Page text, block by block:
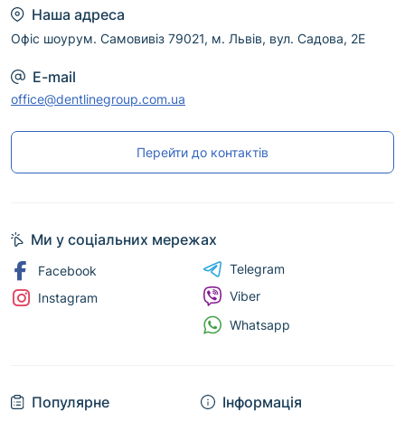
Наша адреса
Офіс шоурум. Самовивіз 79021, м. Львів, вул. Садова, 2Е
E-mail
office@dentlinegroup.com.ua
Перейти до контактів
Популярне Інформація
Ми у соціальних мережах
Facebook
Instagram
Telegram
Viber
Whatsapp